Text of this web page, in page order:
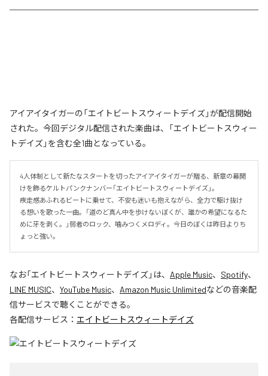
アイアイタイガーの「エイトビートスウィートデイズ」が配信開始
された。今回デジタル配信された楽曲は、「エイトビートスウィー
トデイズ」を含む全1曲となっている。
4人体制として新たなスタートを切ったアイアイタイガーが贈る、新章の幕開
けを飾るケルトパンクナンバー「エイトビートスウィートデイズ」。
疾走感あふれるビートに乗せて、不安も迷いも抱えながら、全力で駆け抜け
る想いを歌った一曲。「道のど真ん中を歩けないぼくが、誰かの希望になるた
めに牙を剥く。」弱者のロック、噛みつくメロディ。今日のぼくは昨日よりち
ょっと強い。
なお「エイトビートスウィートデイズ」は、 Apple Music、 Spotify、
LINE MUSIC、 YouTube Music、 Amazon Music Unlimitedなどの音楽配
信サービスで聴くことができる。
各配信サービス： エイトビートスウィートデイズ